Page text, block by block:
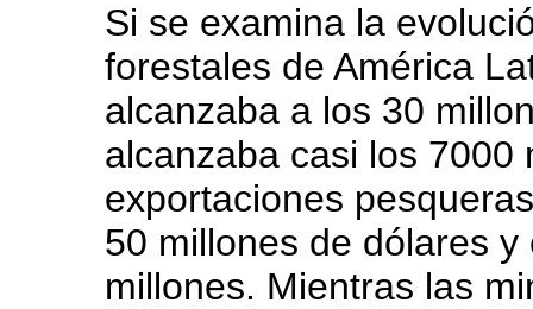
Si se examina la
forestales de América
alcanzaba a los 30
alcanzaba casi los 7000
exportaciones
50 millones de dólares
millones. Mientras las